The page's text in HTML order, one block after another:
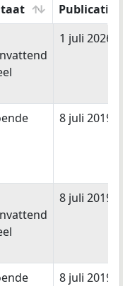
1 juli 2026
8 juli 2019
8 juli 2019
8 juli 2019